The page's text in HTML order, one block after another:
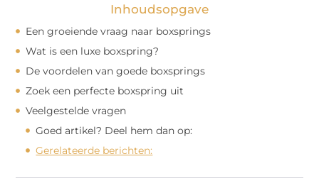
Inhoudsopgave
Een groeiende vraag naar boxsprings
Wat is een luxe boxspring?
De voordelen van goede boxsprings
Zoek een perfecte boxspring uit
Veelgestelde vragen
Goed artikel? Deel hem dan op:
Gerelateerde berichten: